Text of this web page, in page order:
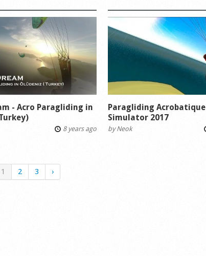
- Acro Paragliding in
8 years ago
Paragliding Acrobatique
Simulator 2017
byNeok
1 2 3 ›